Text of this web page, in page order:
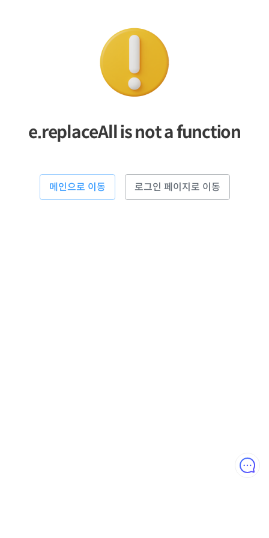
e.replaceAll is not a function
메인으로 이동 로그인 페이지로 이동